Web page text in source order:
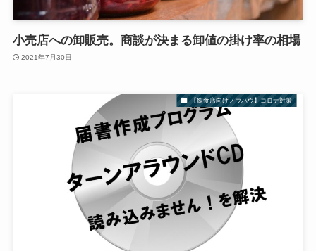
小売店への卸販売。商談が決まる卸値の掛け率の相場
2021年7月30日
【飲食店向けノウハウ】コロナ対策